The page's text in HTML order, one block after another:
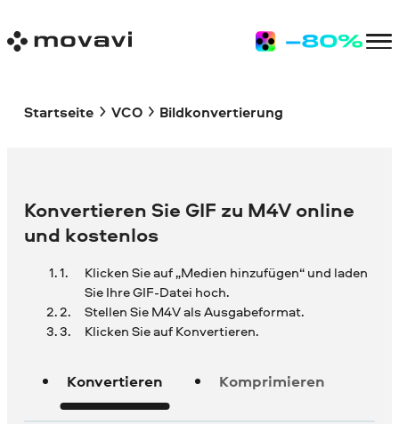
Startseite VCO Bildkonvertierung
Konvertieren Sie GIF zu M4V online
und kostenlos
Klicken Sie auf „Medien hinzufügen“ und laden
Sie IhreGIF-Datei hoch.
Stellen Sie M4V als Ausgabeformat.
Klicken Sie auf Konvertieren.
Konvertieren Komprimieren